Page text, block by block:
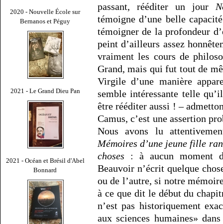
2020 - Nouvelle École sur
Bernanos et Péguy
2021 - Le Grand Dieu Pan
2021 - Océan et Brésil d'Abel
Bonnard
passant, rééditer un jour
témoigne d’une belle
témoigner de la profondeur
peint d’ailleurs assez
vraiment les cours de
Grand, mais qui fut tout de
Virgile d’une manière
semble intéressante telle
être rééditer aussi ! –
Camus, c’est une assertion
Nous avons lu
Mémoires d’une jeune fille
choses : à aucun moment
Beauvoir n’écrit quelque
ou de l’autre, si notre
à ce que dit le début du
n’est pas historiquement
aux sciences humaines»